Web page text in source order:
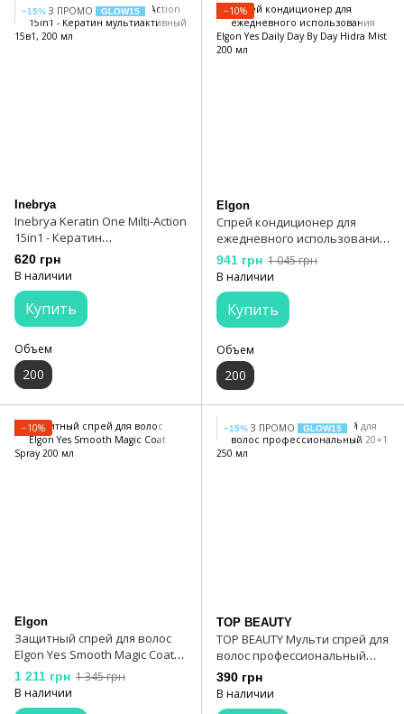
−15% З ПРОМО GLOW15
Inebrya
Inebrya Keratin One Milti-Action
15in1 - Кератин
мультиактивный 15в1, 200 мл
620 грн
В наличии
Купить
Объем
200
−10%
Elgon
Спрей кондиционер для
ежедневного использования
Elgon Yes Daily Day By Day
Hidra Mist 200 мл
941 грн 1 045 грн
В наличии
Купить
Объем
200
−10%
Elgon
Защитный спрей для волос
Elgon Yes Smooth Magic Coat
Spray 200 мл
1 211 грн 1 345 грн
В наличии
−15% З ПРОМО GLOW15
TOP BEAUTY
TOP BEAUTY Мульти спрей для
волос профессиональный
20+1 250 мл
390 грн
В наличии